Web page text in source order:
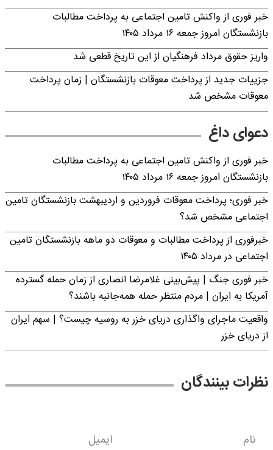
خبر فوری از واکنش تامین اجتماعی به پرداخت مطالبات
بازنشستگان امروز جمعه ۱۶ مرداد ۱۴۰۵
واریز حقوق مرداد فرهنگیان از این تاریخ قطعی شد
جزییات جدید از پرداخت معوقات بازنشستگان | زمان پرداخت
معوقات مشخص شد
دعوای داغ
خبر فوری از واکنش تامین اجتماعی به پرداخت مطالبات
بازنشستگان امروز جمعه ۱۶ مرداد ۱۴۰۵
خبر فوری؛ پرداخت معوقات فروردین و اردیبهشت بازنشستگان تامین
اجتماعی مشخص شد؟
خبرفوری از پرداخت مطالبات و معوقات دو ماهه بازنشستگان تامین
اجتماعی در مرداد ۱۴۰۵
خبر فوری جنگ | پیش‌بینی غلامرضا انصاری از زمان حمله گسترده
آمریکا به ایران | مردم منتظر حمله همه‌جانبه باشند؟
واقعیت ماجرای واگذاری دریای خزر به روسیه چیست؟ | سهم ایران
از دریای خزر
نظرات بینندگان
نام ایمیل